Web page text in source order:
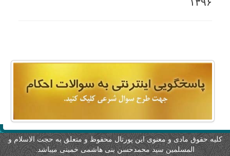
حقوق مادی و معنوی این پورتال محفوظ و متعلق به حجت الاسلام و
المسلمین سید محمدحسن بنی هاشمی خمینی میباشد.